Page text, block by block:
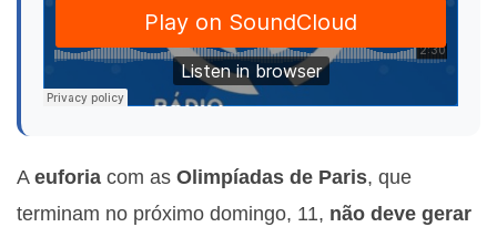
Aeuforia com as Olimpíadas de Paris, que
terminam no próximo domingo, 11, não deve gerar